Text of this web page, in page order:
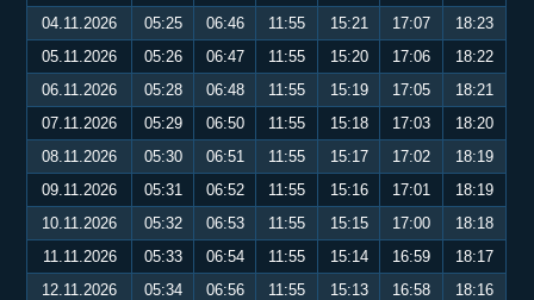
04.11.2026
05:25 06:46 11:55 15:21 17:07
18:23
05.11.2026
05:26 06:47 11:55 15:20 17:06
18:22
06.11.2026
05:28 06:48 11:55 15:19 17:05
18:21
07.11.2026
05:29 06:50 11:55 15:18 17:03
18:20
08.11.2026
05:30 06:51 11:55 15:17 17:02
18:19
09.11.2026
05:31 06:52 11:55 15:16 17:01
18:19
10.11.2026
05:32 06:53 11:55 15:15 17:00
18:18
11.11.2026
05:33 06:54 11:55 15:14 16:59
18:17
12.11.2026
05:34 06:56 11:55 15:13 16:58
18:16